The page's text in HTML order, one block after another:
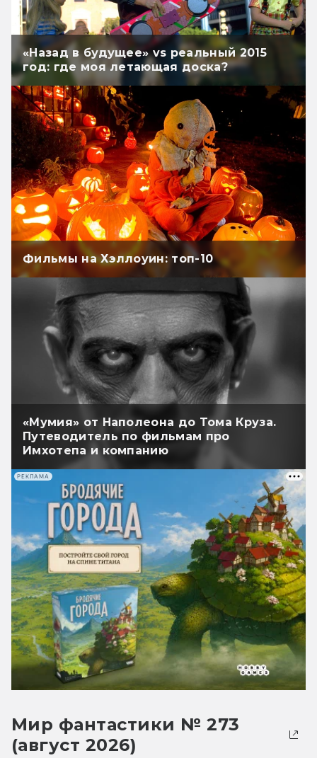
«Назад в будущее» vs реальный 2015
год: где моя летающая доска?
Фильмы на Хэллоуин: топ-10
«Мумия» от Наполеона до Тома Круза.
Путеводитель по фильмам про
Имхотепа и компанию
РЕКЛАМА
Мир фантастики № 273
(август 2026)